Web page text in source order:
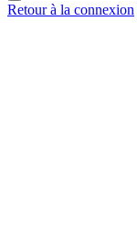
Retour à la connexion